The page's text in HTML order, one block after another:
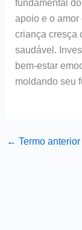
fundamental
apoio e o
criança cresça
saudável.
bem-estar
moldando seu
← Termo anterior